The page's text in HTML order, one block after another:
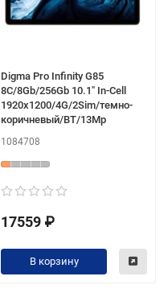
Digma Pro Infinity G85
8C/8Gb/256Gb 10.1" In-Cell
1920x1200/4G/2Sim/темно-
коричневый/BT/13Mp
1084708
17559 ₽
В корзину